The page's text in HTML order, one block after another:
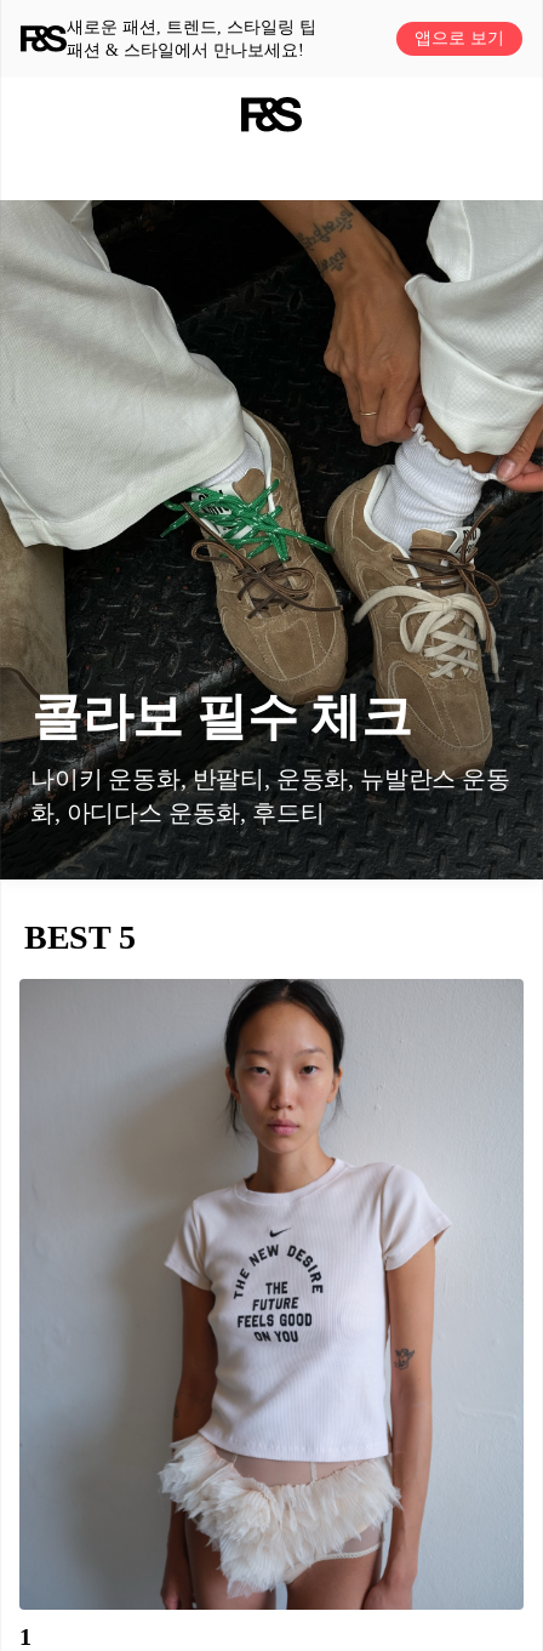
새로운 패션, 트렌드, 스타일링 팁
패션 & 스타일에서 만나보세요!
앱으로 보기
콜라보 필수 체크
나이키 운동화, 반팔티, 운동화, 뉴발란스 운동
화, 아디다스 운동화, 후드티
BEST 5
1